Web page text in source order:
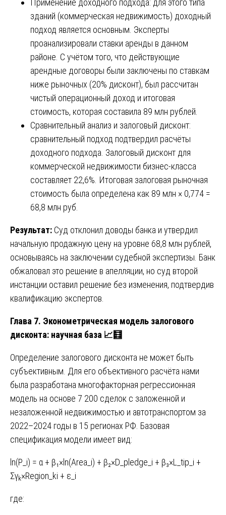
зданий (коммерческая недвижимость) доходный
подход является основным. Эксперты
проанализировали ставки аренды в данном
районе. С учётом того, что действующие
арендные договоры были заключены по ставкам
ниже рыночных (20% дисконт), был рассчитан
чистый операционный доход и итоговая
стоимость, которая составила 89 млн рублей.
Сравнительный анализ и залоговый дисконт:
сравнительный подход подтвердил расчёты
доходного подхода. Залоговый дисконт для
коммерческой недвижимости бизнес-класса
составляет 22,6%. Итоговая залоговая рыночная
стоимость была определена как 89 млн × 0,774 =
68,8 млн руб.
Результат: Суд отклонил доводы банка и утвердил
начальную продажную цену на уровне 68,8 млн рублей,
основываясь на заключении судебной экспертизы. Банк
обжаловал это решение в апелляции, но суд второй
инстанции оставил решение без изменения, подтвердив
квалификацию экспертов.
Глава 7. Эконометрическая модель залогового
дисконта: научная база 📈🧮
Определение залогового дисконта не может быть
субъективным. Для его объективного расчёта нами
была разработана многофакторная регрессионная
модель на основе 7 200 сделок с заложенной и
незаложенной недвижимостью и автотранспортом за
2022–2024 годы в 15 регионах РФ. Базовая
спецификация модели имеет вид:
ln(P_i) = α + β₁×ln(Area_i) + β₂×D_pledge_i + β₃×L_tip_i +
Σγₖ×Region_ki + ε_i
где: